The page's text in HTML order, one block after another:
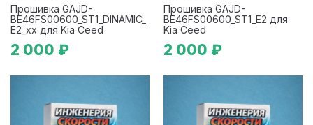
Прошивка GAJD-
BE46FS00600_ST1_DINAMIC_
E2_xx для Kia Ceed
2 000 ₽
Прошивка GAJD-
BE46FS00600_ST1_E2 для
Kia Ceed
2 000 ₽